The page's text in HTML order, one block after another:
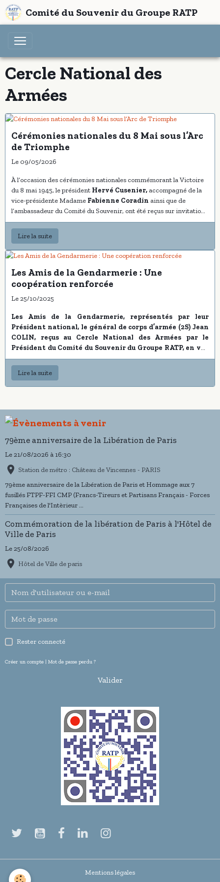
Comité du Souvenir du Groupe RATP
Cercle National des
Armées
Cérémonies nationales du 8 Mai sous l’Arc
de Triomphe
Le 09/05/2026
À l’occasion des cérémonies nationales commémorant la Victoire
du 8 mai 1945, le président Hervé Cusenier, accompagné de la
vice-présidente Madame Fabienne Coradin ainsi que de
l’ambassadeur du Comité du Souvenir, ont été reçus sur invitation
de la Présidence de la République
Lire la suite
Les Amis de la Gendarmerie : Une
coopération renforcée
Le 25/10/2025
Les Amis de la Gendarmerie, représentés par leur
Président national, le général de corps d’armée (2S) Jean
COLIN, reçus au Cercle National des Armées par le
Président du Comité du Souvenir du Groupe RATP, en vue
de l’élaboration d’une Amicale.
Paris, samedi 25 octobre 2025
corps d’armée (2S)Jean COLIN, a été officiellement reçu au
Cercle National des Arméespar le Président du Comité du
de la création d’une amicale destinée à renforcer les liens de
coopération entre les deux institutions. Au cours d’un déjeuner de
procédé à un échange approfondi sur les actions conduites
respectivement par leurs structures et sur les perspectives de
collaboration future.
Lire la suite
79ème anniversaire de la Libération de Paris
Le 21/08/2026 à 16:30
Station de métro : Château de Vincennes - PARIS
79ème anniversaire de la Libération de Paris et Hommage aux 7
fusillés FTPF-FFI CMP (Francs-Tireurs et Partisans Français - Forces
Françaises de l'Intèrieur ...
Commémoration de la libération de Paris à l'Hôtel de
Ville de Paris
Le 25/08/2026
Hôtel de Ville de paris
Rester connecté
Créer un compte | Mot de passe perdu ?
Valider
Mentions légales